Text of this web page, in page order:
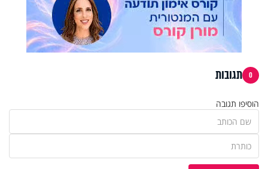
0 תגובות
הוסיפו תגובה